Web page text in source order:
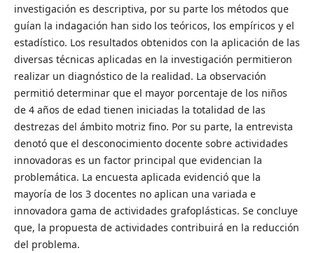
investigación es descriptiva, por su parte los métodos que
guían la indagación han sido los teóricos, los empíricos y el
estadístico. Los resultados obtenidos con la aplicación de las
diversas técnicas aplicadas en la investigación permitieron
realizar un diagnóstico de la realidad. La observación
permitió determinar que el mayor porcentaje de los niños
de 4 años de edad tienen iniciadas la totalidad de las
destrezas del ámbito motriz fino. Por su parte, la entrevista
denotó que el desconocimiento docente sobre actividades
innovadoras es un factor principal que evidencian la
problemática. La encuesta aplicada evidenció que la
mayoría de los 3 docentes no aplican una variada e
innovadora gama de actividades grafoplásticas. Se concluye
que, la propuesta de actividades contribuirá en la reducción
del problema.